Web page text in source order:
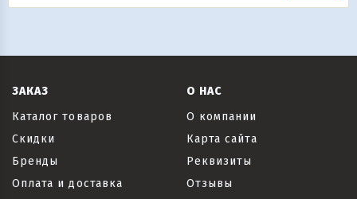
ЗАКАЗ
Каталог товаров
Скидки
Бренды
Оплата и доставка
О НАС
О компании
Карта сайта
Реквизиты
Отзывы